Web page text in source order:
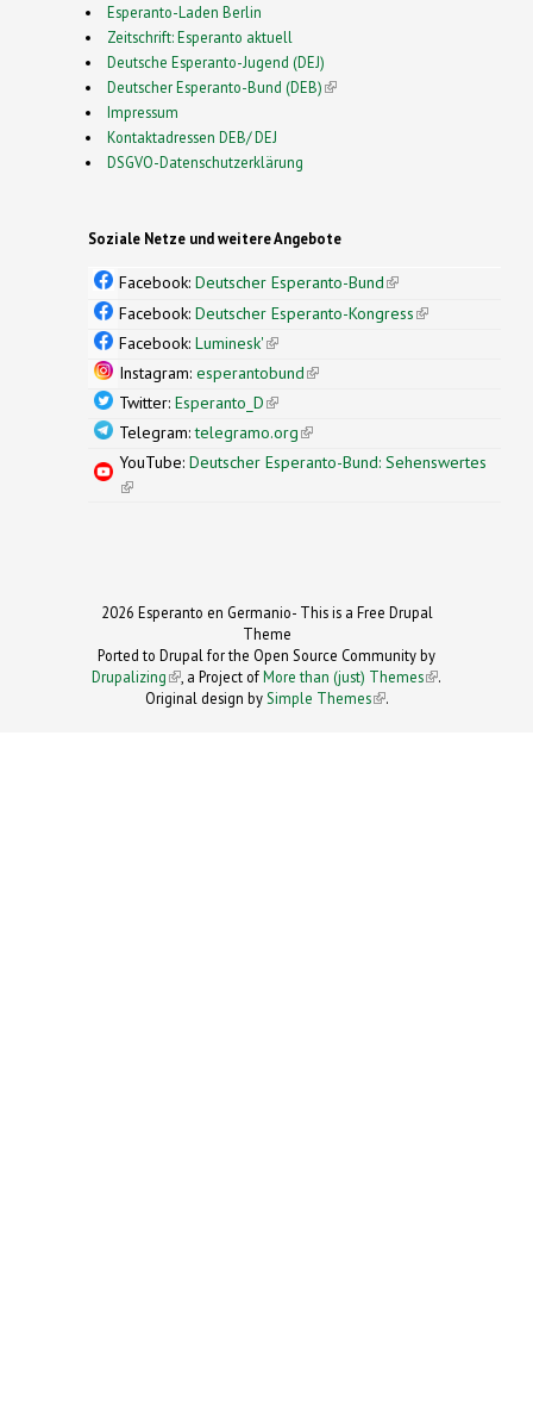
Esperanto-Laden Berlin
Zeitschrift: Esperanto aktuell
Deutsche Esperanto-Jugend (DEJ)
Deutscher Esperanto-Bund (DEB)(link is external)
Impressum
Kontaktadressen DEB/ DEJ
DSGVO-Datenschutzerklärung
Soziale Netze und weitere Angebote
Facebook: Deutscher Esperanto-Bund(link is
external)
Facebook: Deutscher Esperanto-Kongress(link is
Facebook: Luminesk'(link is external)
Instagram: esperantobund(link is external)
Twitter: Esperanto_D(link is external)
Telegram:telegramo.org(link is external)
YouTube: Deutscher Esperanto-Bund: Sehenswertes
(link is external)
2026 Esperanto en Germanio- This is a Free Drupal
Theme
Ported to Drupal for the Open Source Community by
Drupalizing(link is external)
, a Project ofMore than (just) Themes (link is
.
Original design by Simple Themes
(link is
.